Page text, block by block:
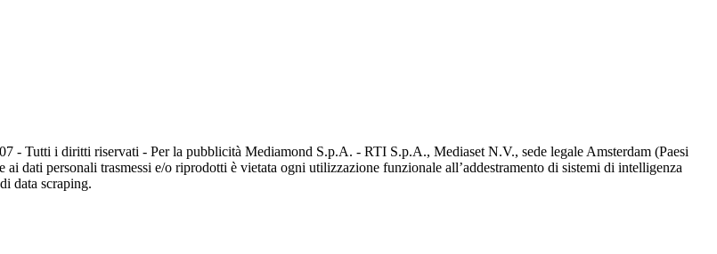
- Tutti i diritti riservati - Per la pubblicità Mediamond S.p.A. - RTI S.p.A., Mediaset N.V., sede legale Amsterdam (Paesi
ai dati personali trasmessi e/o riprodotti è vietata ogni utilizzazione funzionale all’addestramento di sistemi di intelligenza
data scraping.